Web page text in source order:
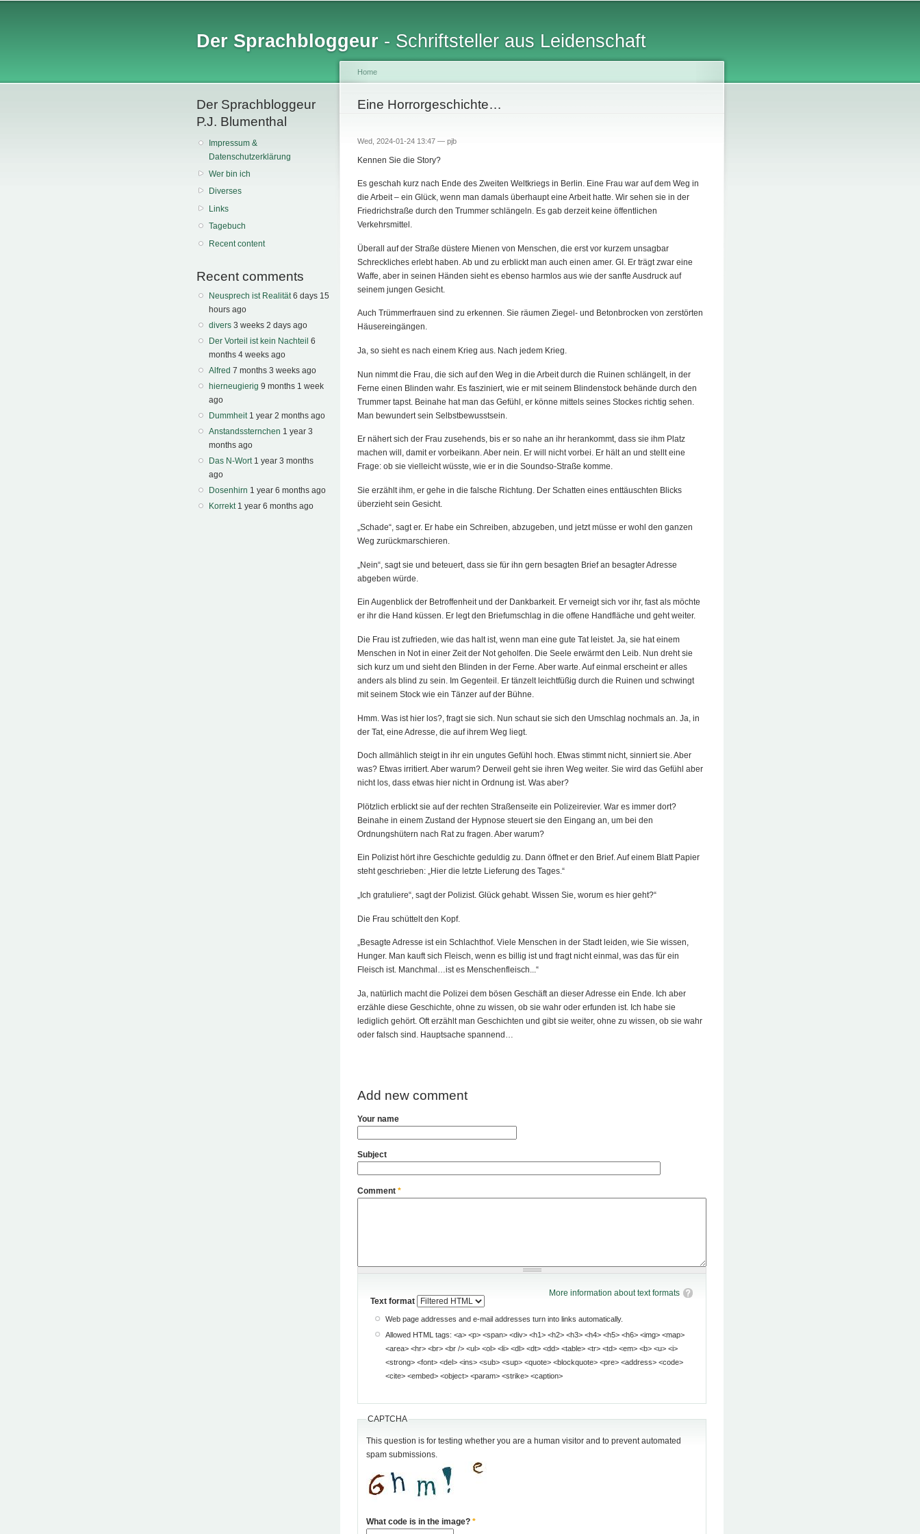
content
Der Sprachbloggeur - Schriftsteller aus Leidenschaft
Der Sprachbloggeur
P.J. Blumenthal
Impressum &
Datenschutzerklärung
Wer bin ich
Diverses
Links
Tagebuch
Recent content
Recent comments
Neusprech ist Realität 6 days 15
hours ago
divers 3 weeks 2 days ago
Der Vorteil ist kein Nachteil 6
months 4 weeks ago
Alfred 7 months 3 weeks ago
hierneugierig 9 months 1 week
ago
Dummheit 1 year 2 months ago
Anstandssternchen 1 year 3
months ago
Das N-Wort 1 year 3 months
ago
Dosenhirn 1 year 6 months ago
Korrekt 1 year 6 months ago
You are here
Home
Eine Horrorgeschichte…
Wed, 2024-01-24 13:47 — pjb
Kennen Sie die Story?
Es geschah kurz nach Ende des Zweiten Weltkriegs in Berlin. Eine Frau war auf dem Weg in
die Arbeit – ein Glück, wenn man damals überhaupt eine Arbeit hatte. Wir sehen sie in der
Friedrichstraße durch den Trummer schlängeln. Es gab derzeit keine öffentlichen
Verkehrsmittel.
Überall auf der Straße düstere Mienen von Menschen, die erst vor kurzem unsagbar
Schreckliches erlebt haben. Ab und zu erblickt man auch einen amer. GI. Er trägt zwar eine
Waffe, aber in seinen Händen sieht es ebenso harmlos aus wie der sanfte Ausdruck auf
seinem jungen Gesicht.
Auch Trümmerfrauen sind zu erkennen. Sie räumen Ziegel- und Betonbrocken von zerstörten
Häusereingängen.
Ja, so sieht es nach einem Krieg aus. Nach jedem Krieg.
Nun nimmt die Frau, die sich auf den Weg in die Arbeit durch die Ruinen schlängelt, in der
Ferne einen Blinden wahr. Es fasziniert, wie er mit seinem Blindenstock behände durch den
Trummer tapst. Beinahe hat man das Gefühl, er könne mittels seines Stockes richtig sehen.
Man bewundert sein Selbstbewusstsein.
Er nähert sich der Frau zusehends, bis er so nahe an ihr herankommt, dass sie ihm Platz
machen will, damit er vorbeikann. Aber nein. Er will nicht vorbei. Er hält an und stellt eine
Frage: ob sie vielleicht wüsste, wie er in die Soundso-Straße komme.
Sie erzählt ihm, er gehe in die falsche Richtung. Der Schatten eines enttäuschten Blicks
überzieht sein Gesicht.
„Schade“, sagt er. Er habe ein Schreiben, abzugeben, und jetzt müsse er wohl den ganzen
Weg zurückmarschieren.
„Nein“, sagt sie und beteuert, dass sie für ihn gern besagten Brief an besagter Adresse
abgeben würde.
Ein Augenblick der Betroffenheit und der Dankbarkeit. Er verneigt sich vor ihr, fast als möchte
er ihr die Hand küssen. Er legt den Briefumschlag in die offene Handfläche und geht weiter.
Die Frau ist zufrieden, wie das halt ist, wenn man eine gute Tat leistet. Ja, sie hat einem
Menschen in Not in einer Zeit der Not geholfen. Die Seele erwärmt den Leib. Nun dreht sie
sich kurz um und sieht den Blinden in der Ferne. Aber warte. Auf einmal erscheint er alles
anders als blind zu sein. Im Gegenteil. Er tänzelt leichtfüßig durch die Ruinen und schwingt
mit seinem Stock wie ein Tänzer auf der Bühne.
Hmm. Was ist hier los?, fragt sie sich. Nun schaut sie sich den Umschlag nochmals an. Ja, in
der Tat, eine Adresse, die auf ihrem Weg liegt.
Doch allmählich steigt in ihr ein ungutes Gefühl hoch. Etwas stimmt nicht, sinniert sie. Aber
was? Etwas irritiert. Aber warum? Derweil geht sie ihren Weg weiter. Sie wird das Gefühl aber
nicht los, dass etwas hier nicht in Ordnung ist. Was aber?
Plötzlich erblickt sie auf der rechten Straßenseite ein Polizeirevier. War es immer dort?
Beinahe in einem Zustand der Hypnose steuert sie den Eingang an, um bei den
Ordnungshütern nach Rat zu fragen. Aber warum?
Ein Polizist hört ihre Geschichte geduldig zu. Dann öffnet er den Brief. Auf einem Blatt Papier
steht geschrieben: „Hier die letzte Lieferung des Tages.“
„Ich gratuliere“, sagt der Polizist. Glück gehabt. Wissen Sie, worum es hier geht?“
Die Frau schüttelt den Kopf.
„Besagte Adresse ist ein Schlachthof. Viele Menschen in der Stadt leiden, wie Sie wissen,
Hunger. Man kauft sich Fleisch, wenn es billig ist und fragt nicht einmal, was das für ein
Fleisch ist. Manchmal…ist es Menschenfleisch...“
Ja, natürlich macht die Polizei dem bösen Geschäft an dieser Adresse ein Ende. Ich aber
erzähle diese Geschichte, ohne zu wissen, ob sie wahr oder erfunden ist. Ich habe sie
lediglich gehört. Oft erzählt man Geschichten und gibt sie weiter, ohne zu wissen, ob sie wahr
oder falsch sind. Hauptsache spannend…
Add new comment
Your name
Subject
Comment *
More information about text formats
Text format
Web page addresses and e-mail addresses turn into links automatically.
Allowed HTML tags: <a> <p> <span> <div> <h1> <h2> <h3> <h4> <h5> <h6> <img> <map>
<area> <hr> <br> <br /> <ul> <ol> <li> <dl> <dt> <dd> <table> <tr> <td> <em> <b> <u> <i>
<strong> <font> <del> <ins> <sub> <sup> <quote> <blockquote> <pre> <address> <code>
<cite> <embed> <object> <param> <strike> <caption>
CAPTCHA
This question is for testing whether you are a human visitor and to prevent automated
spam submissions.
What code is in the image?*